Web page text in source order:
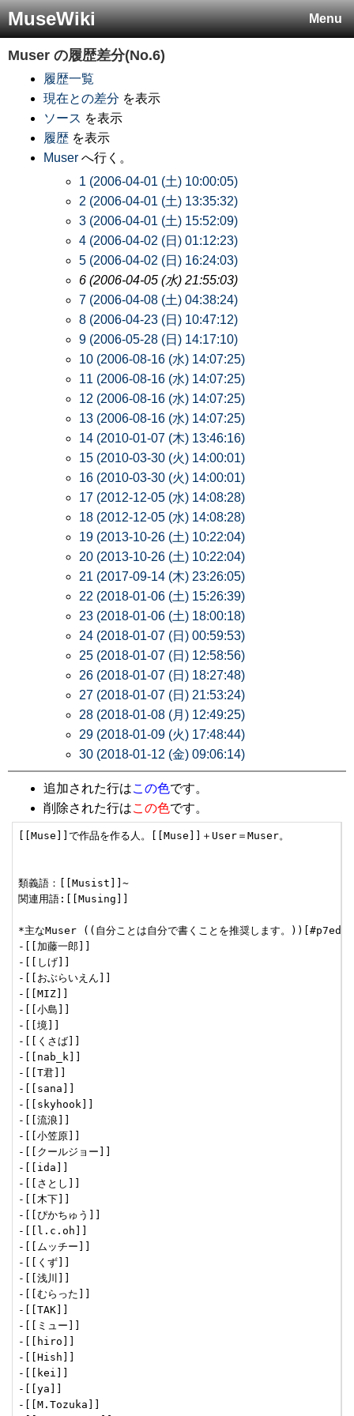
Menu
MuseWiki
Muser の履歴差分(No.6)
履歴一覧
現在との差分 を表示
ソース を表示
履歴 を表示
Muser へ行く。
1 (2006-04-01 (土) 10:00:05)
2 (2006-04-01 (土) 13:35:32)
3 (2006-04-01 (土) 15:52:09)
4 (2006-04-02 (日) 01:12:23)
5 (2006-04-02 (日) 16:24:03)
6 (2006-04-05 (水) 21:55:03)
7 (2006-04-08 (土) 04:38:24)
8 (2006-04-23 (日) 10:47:12)
9 (2006-05-28 (日) 14:17:10)
10 (2006-08-16 (水) 14:07:25)
11 (2006-08-16 (水) 14:07:25)
12 (2006-08-16 (水) 14:07:25)
13 (2006-08-16 (水) 14:07:25)
14 (2010-01-07 (木) 13:46:16)
15 (2010-03-30 (火) 14:00:01)
16 (2010-03-30 (火) 14:00:01)
17 (2012-12-05 (水) 14:08:28)
18 (2012-12-05 (水) 14:08:28)
19 (2013-10-26 (土) 10:22:04)
20 (2013-10-26 (土) 10:22:04)
21 (2017-09-14 (木) 23:26:05)
22 (2018-01-06 (土) 15:26:39)
23 (2018-01-06 (土) 18:00:18)
24 (2018-01-07 (日) 00:59:53)
25 (2018-01-07 (日) 12:58:56)
26 (2018-01-07 (日) 18:27:48)
27 (2018-01-07 (日) 21:53:24)
28 (2018-01-08 (月) 12:49:25)
29 (2018-01-09 (火) 17:48:44)
30 (2018-01-12 (金) 09:06:14)
追加された行はこの色です。
削除された行はこの色です。
[[Muse]]で作品を作る人。[[Muse]]＋User＝Muser。
類義語：[[Musist]]~
関連用語:[[Musing]]
*主なMuser ((自分ことは自分で書くことを推奨します。
-[[加藤一郎]]
-[[しげ]]
-[[おぶらいえん]]
-[[MIZ]]
-[[小島]]
-[[境]]
-[[くさば]]
-[[nab_k]]
-[[T君]]
-[[sana]]
-[[skyhook]]
-[[流浪]]
-[[小笠原]]
-[[クールジョー]]
-[[ida]]
-[[さとし]]
-[[木下]]
-[[ぴかちゅう]]
-[[l.c.oh]]
-[[ムッチー]]
-[[くず]]
-[[浅川]]
-[[むらった]]
-[[TAK]]
-[[ミュー]]
-[[hiro]]
-[[Hish]]
-[[kei]]
-[[ya]]
-[[M.Tozuka]]